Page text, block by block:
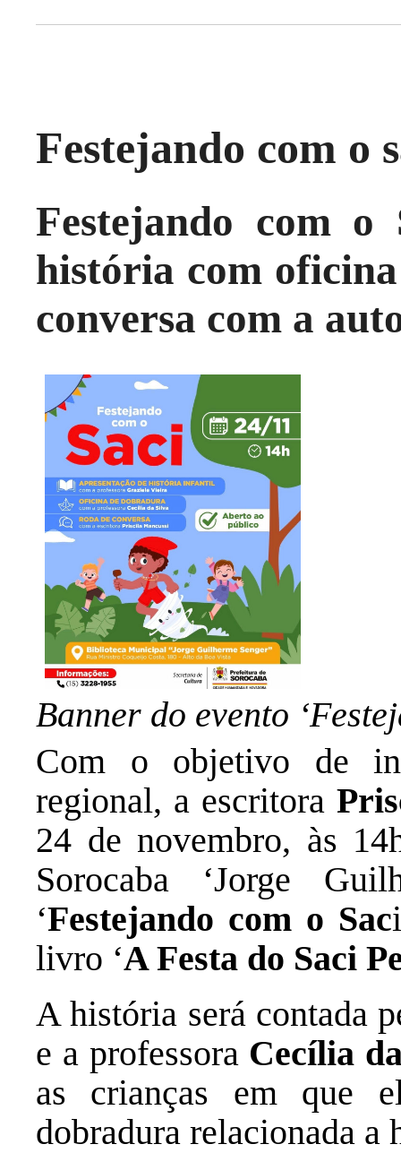
Festejando com o
Festejando com o
história com
conversa com a
Banner do evento
Com o objetivo de
regional, a escritora
24 de novembro, às
Sorocaba ‘Jorge
‘Festejando com o Sac
livro ‘A Festa do Saci
A história será contada
e a professora Cecília
as crianças em que
dobradura relacionada a